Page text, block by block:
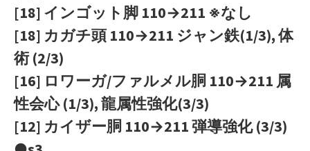
[18] インゴット脚 110→211 ※なし
[18] カガチ頭 110→211 ジャン鉄(1/3), 体
術 (2/3)
[16] ロワーガ/ファルメル胴 110→211 属
性会心 (1/3), 龍属性強化(3/3)
[12] カイザー胴 110→211 弾導強化 (3/3)